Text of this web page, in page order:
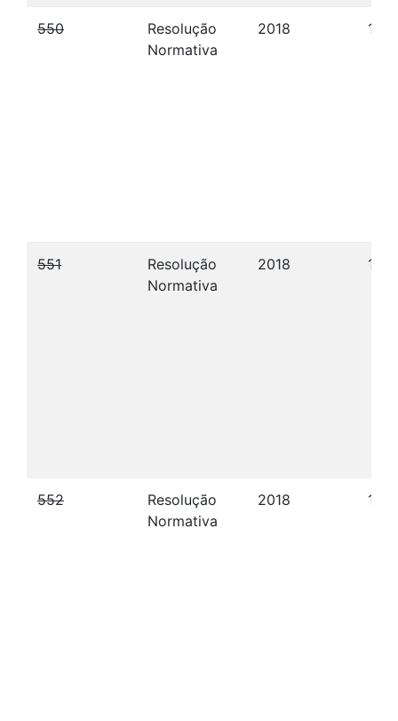
550
Resolução
Normativa
2018 17/
551
Resolução
Normativa
2018 17/
552
Resolução
Normativa
2018 17/